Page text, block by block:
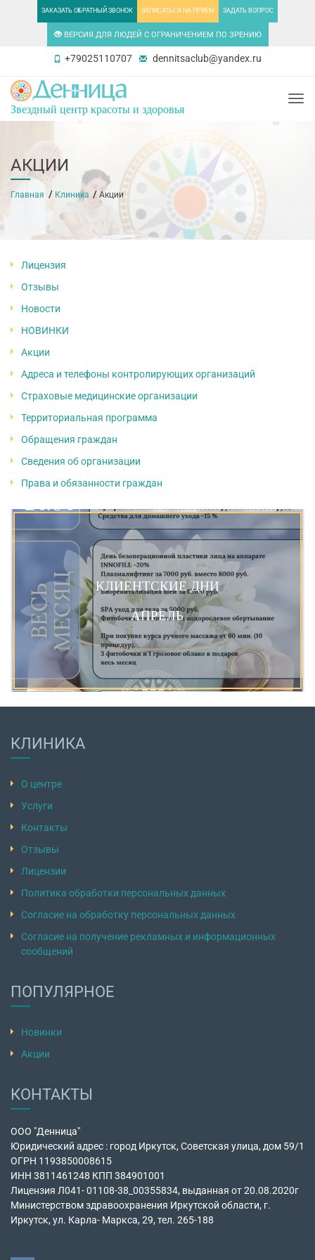
ЗАКАЗАТЬ ОБРАТНЫЙ ЗВОНОК ЗАПИСАТЬСЯ НА ПРИЕМ ЗАДАТЬ ВОПРОС
ВЕРСИЯ ДЛЯ ЛЮДЕЙ С ОГРАНИЧЕНИЕМ ПО ЗРЕНИЮ
+79025110707 dennitsaclub@yandex.ru
Звездный центр красоты и здоровья
АКЦИИ
Главная Клиника Акции
Лицензия
Отзывы
Новости
НОВИНКИ
Акции
Адреса и телефоны контролирующих организаций
Страховые медицинские организации
Территориальная программа
Обращения граждан
Сведения об организации
Права и обязанности граждан
КЛИЕНТСКИЕ ДНИ
АПРЕЛЬ
КЛИНИКА
О центре
Услуги
Контакты
Отзывы
Лицензии
Политика обработки персональных данных
Согласие на обработку персональных данных
Согласие на получение рекламных и информационных
сообщений
ПОПУЛЯРНОЕ
Новинки
Акции
КОНТАКТЫ
ООО "Денница"
Юридический адрес : город Иркутск, Советская улица, дом 59/1
ОГРН 1193850008615
ИНН 3811461248 КПП 384901001
Лицензия Л041- 01108-38_00355834, выданная от 20.08.2020г
Министерством здравоохранения Иркутской области, г.
Иркутск, ул. Карла- Маркса, 29, тел. 265-188